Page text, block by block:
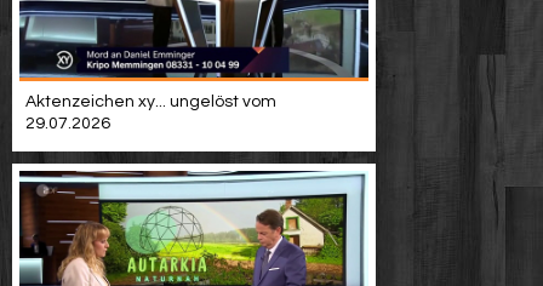
Aktenzeichen xy... ungelöst vom
29.07.2026